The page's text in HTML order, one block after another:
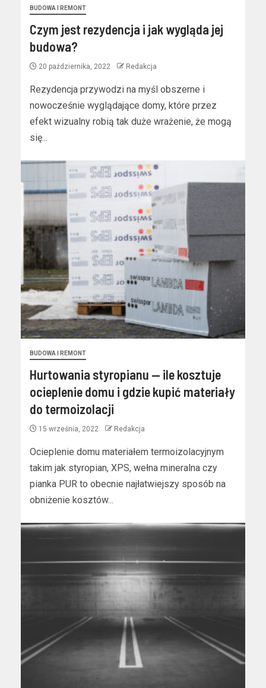
BUDOWA I REMONT
Czym jest rezydencja i jak wygląda jej
budowa?
20 października, 2022 Redakcja
Rezydencja przywodzi na myśl obszerne i
nowocześnie wyglądające domy, które przez
efekt wizualny robią tak duże wrażenie, że mogą
się...
BUDOWA I REMONT
Hurtowania styropianu — ile kosztuje
ocieplenie domu i gdzie kupić materiały
do termoizolacji
15 września, 2022 Redakcja
Ocieplenie domu materiałem termoizolacyjnym
takim jak styropian, XPS, wełna mineralna czy
pianka PUR to obecnie najłatwiejszy sposób na
obniżenie kosztów...